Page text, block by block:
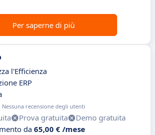
Per saperne di più
l'Efficienza
ERP
Nessuna recensione degli utenti
Prova gratuita
Demo gratuita
da 65,00 € /mese